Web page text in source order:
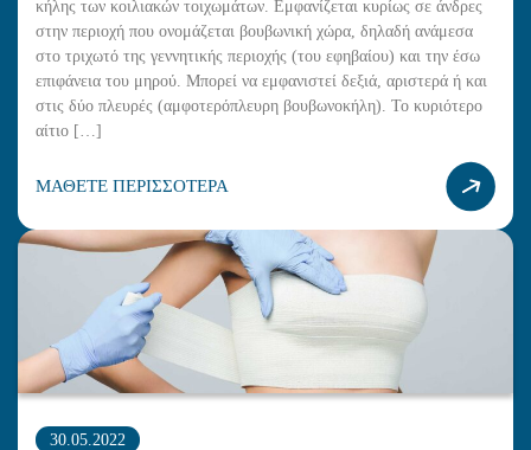
κήλης των κοιλιακών τοιχωμάτων. Εμφανίζεται κυρίως σε άνδρες
στην περιοχή που ονομάζεται βουβωνική χώρα, δηλαδή ανάμεσα
στο τριχωτό της γεννητικής περιοχής (του εφηβαίου) και την έσω
επιφάνεια του μηρού. Μπορεί να εμφανιστεί δεξιά, αριστερά ή και
στις δύο πλευρές (αμφοτερόπλευρη βουβωνοκήλη). Το κυριότερο
αίτιο […]
ΜΑΘΕΤΕ ΠΕΡΙΣΣΟΤΕΡΑ
30.05.2022